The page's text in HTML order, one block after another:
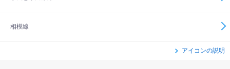
相模線
アイコンの説明